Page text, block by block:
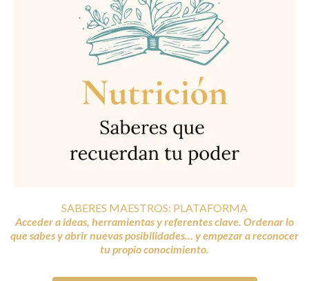
SABERES MAESTROS: PLATAFORMA
Acceder a ideas, herramientas y referentes clave. Ordenar lo
que sabes y abrir nuevas posibilidades... y empezar a reconocer
tu propio conocimiento.